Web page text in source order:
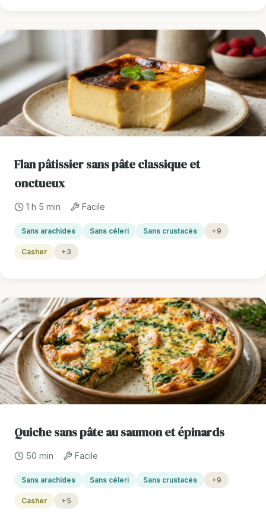
Flan pâtissier sans pâte classique et
onctueux
1 h 5 min Facile
Sans arachides Sans céleri Sans crustacés +9
Casher +3
Quiche sans pâte au saumon et épinards
50 min Facile
Sans arachides Sans céleri Sans crustacés +9
Casher +5